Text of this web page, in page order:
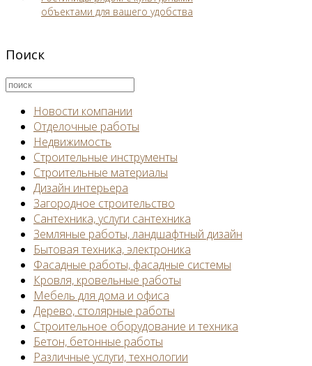
объектами для вашего удобства
Поиск
Новости компании
Отделочные работы
Недвижимость
Строительные инструменты
Строительные материалы
Дизайн интерьера
Загородное строительство
Сантехника, услуги сантехника
Земляные работы, ландшафтный дизайн
Бытовая техника, электроника
Фасадные работы, фасадные системы
Кровля, кровельные работы
Мебель для дома и офиса
Дерево, столярные работы
Строительное оборудование и техника
Бетон, бетонные работы
Различные услуги, технологии